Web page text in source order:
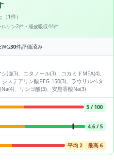
1件）
ゲン2件・経皮吸収44件
30件評価済み
油(3)、エタノール(3)、コカミドMEA(4)、
ステアリン酸PEG-150(3)、ラウリルベタ
、リンゴ酸(3)、安息香酸Na(3)
5 / 100
4.6 / 5
平均 2 最高 6